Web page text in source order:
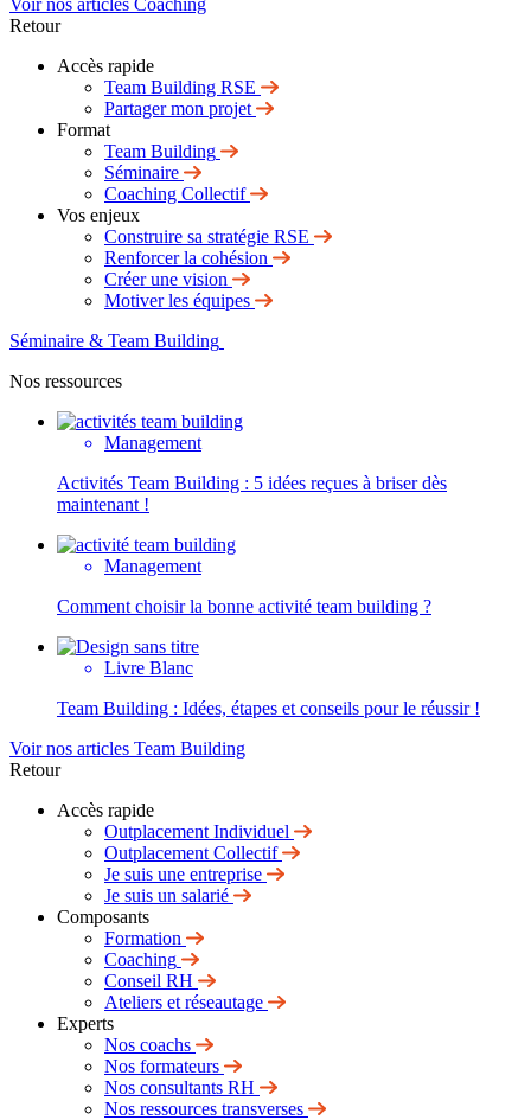
Voir nos articles Coaching
Retour
Accès rapide
Team Building RSE
Partager mon projet
Format
Team Building
Séminaire
Coaching Collectif
Vos enjeux
Construire sa stratégie RSE
Renforcer la cohésion
Créer une vision
Motiver les équipes
Séminaire & Team Building
Nos ressources
Management
Activités Team Building : 5 idées reçues à briser dès
maintenant !
Management
Comment choisir la bonne activité team building ?
Livre Blanc
Team Building : Idées, étapes et conseils pour le réussir !
Voir nos articles Team Building
Retour
Accès rapide
Outplacement Individuel
Outplacement Collectif
Je suis une entreprise
Je suis un salarié
Composants
Formation
Coaching
Conseil RH
Ateliers et réseautage
Experts
Nos coachs
Nos formateurs
Nos consultants RH
Nos ressources transverses